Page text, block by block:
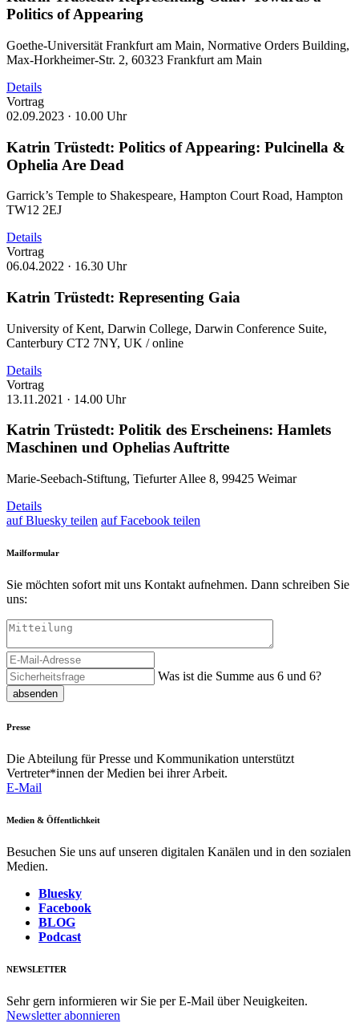
Politics of Appearing
Goethe-Universität Frankfurt am Main, Normative Orders Building,
Max-Horkheimer-Str. 2, 60323 Frankfurt am Main
Details
Vortrag
02.09.2023 · 10.00 Uhr
Katrin Trüstedt: Politics of Appearing: Pulcinella &
Ophelia Are Dead
Garrick’s Temple to Shakespeare, Hampton Court Road, Hampton
TW12 2EJ
Details
Vortrag
06.04.2022 · 16.30 Uhr
Katrin Trüstedt: Representing Gaia
University of Kent, Darwin College, Darwin Conference Suite,
Canterbury CT2 7NY, UK / online
Details
Vortrag
13.11.2021 · 14.00 Uhr
Katrin Trüstedt: Politik des Erscheinens: Hamlets
Maschinen und Ophelias Auftritte
Marie-Seebach-Stiftung, Tiefurter Allee 8, 99425 Weimar
Details
auf Bluesky teilen auf Facebook teilen
Mailformular
Sie möchten sofort mit uns Kontakt aufnehmen. Dann schreiben Sie
uns:
Was ist die Summe aus 6 und 6?
absenden
Presse
Die Abteilung für Presse und Kommunikation unterstützt
Vertreter*innen der Medien bei ihrer Arbeit.
E-Mail
Medien & Öffentlichkeit
Besuchen Sie uns auf unseren digitalen Kanälen und in den sozialen
Medien.
Bluesky
Facebook
BLOG
Podcast
NEWSLETTER
Sehr gern informieren wir Sie per E-Mail über Neuigkeiten.
Newsletter abonnieren